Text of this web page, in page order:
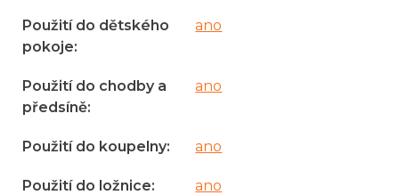
Použití do dětského
pokoje:
ano
Použití do chodby a
předsíně:
ano
Použití do koupelny: ano
Použití do ložnice: ano